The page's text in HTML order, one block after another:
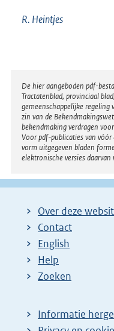
R. Heintjes
Disclaimer
De hier aangeboden pdf-
Tractatenblad, provinciaal
gemeenschappelijke
zin van de
bekendmaking verdragen
Voor pdf-publicaties van
vorm uitgegeven bladen
elektronische versies
Over deze
Contact
English
Help
Zoeken
Informatie